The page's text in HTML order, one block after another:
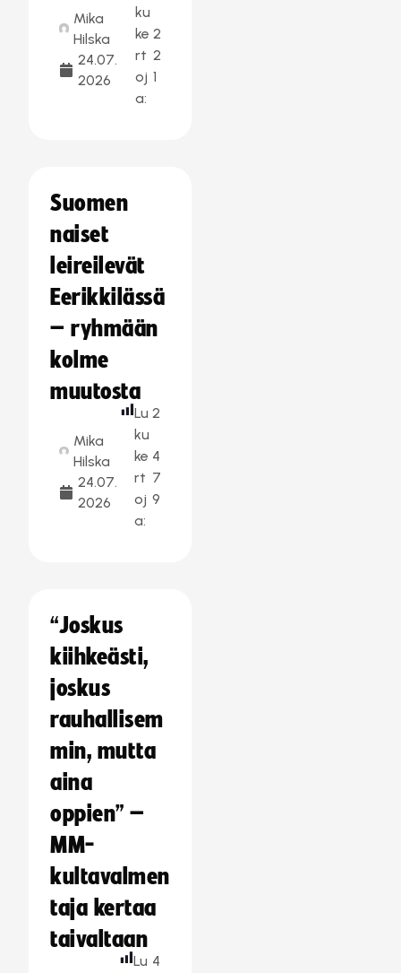
Mika
Hilska
24.07.
2026
ku
ke
rt
oj
a:
2
2
1
Suomen
naiset
leireilevät
Eerikkilässä
– ryhmään
kolme
muutosta
Mika
Hilska
24.07.
2026
Lu
ku
ke
rt
oj
a:
2
4
7
9
“Joskus
kiihkeästi,
joskus
rauhallisem
min, mutta
aina
oppien” –
MM-
kultavalmen
taja kertaa
taivaltaan
Lu 4